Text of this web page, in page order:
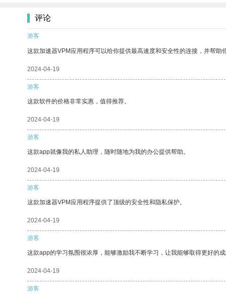
评论
游客
这款加速器VPM应用程序可以给你提供最高速度和安全性的连接，并帮助
2024-04-19
游客
这款软件的价格非常实惠，值得推荐。
2024-04-19
游客
这款app就像我的私人助理，随时随地为我的办公提供帮助。
2024-04-19
游客
这款加速器VPM应用程序提供了顶级的安全性和隐私保护。
2024-04-19
游客
这款app的学习氛围很浓厚，能够激励我不断学习，让我能够取得更好的
2024-04-19
游客